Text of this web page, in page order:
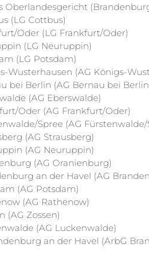
Oberlandesgericht
(LG Cottbus)
Oder (LG Frankfurt/Oder)
(LG Neuruppin)
(LG Potsdam)
Wusterhausen (AG Königs-
bei Berlin (AG Bernau bei
(AG Eberswalde)
Oder (AG Frankfurt/Oder)
Spree (AG Fürstenwalde/
(AG Strausberg)
(AG Neuruppin)
(AG Oranienburg)
an der Havel (AG
(AG Potsdam)
(AG Rathenow)
(AG Zossen)
(AG Luckenwalde)
an der Havel (ArbG